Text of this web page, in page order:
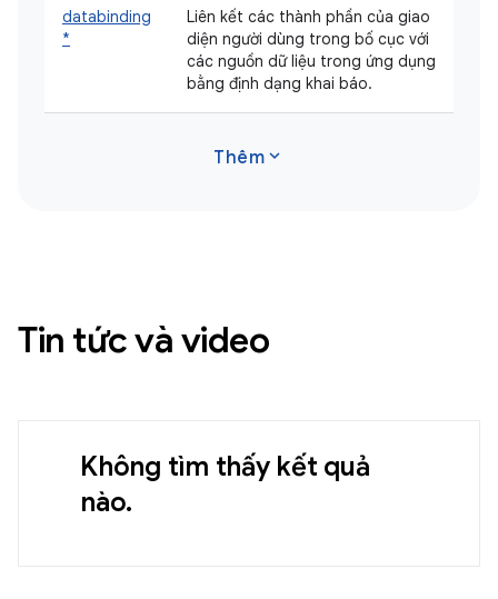
databinding
*
Liên kết các thành phần của giao
diện người dùng trong bố cục với
các nguồn dữ liệu trong ứng dụng
bằng định dạng khai báo.
Thêm expand_more
Tin tức và video
Không tìm thấy kết quả
nào.